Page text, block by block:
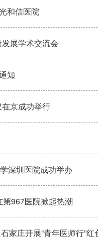
和信医院
展学术交流会
知
京成功举行
深圳医院成功举办
967医院掀起热潮
家庄开展“青年医师行”红